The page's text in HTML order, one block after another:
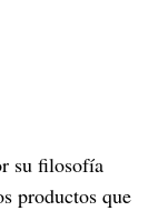
su filosofía
productos que